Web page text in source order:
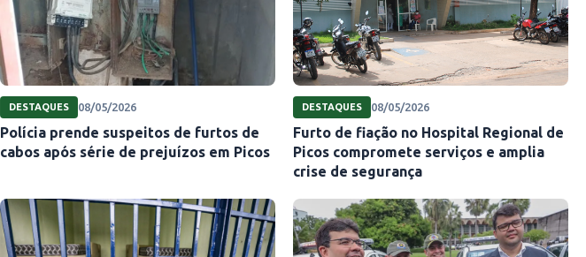
DESTAQUES 08/05/2026
Polícia prende suspeitos de furtos de
cabos após série de prejuízos em Picos
DESTAQUES 08/05/2026
Furto de fiação no Hospital Regional de
Picos compromete serviços e amplia
crise de segurança